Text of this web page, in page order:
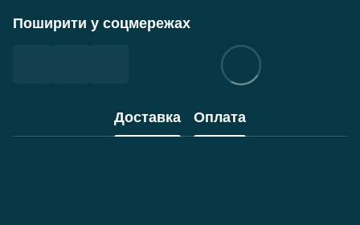
Поширити у соцмережах
Доставка Оплата